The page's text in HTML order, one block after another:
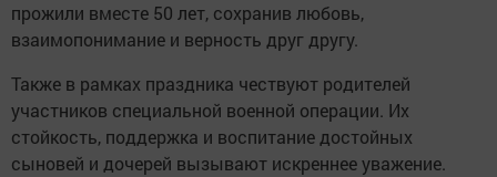
прожили вместе 50 лет, сохранив любовь,
взаимопонимание и верность друг другу.
Также в рамках праздника чествуют родителей
участников специальной военной операции. Их
стойкость, поддержка и воспитание достойных
сыновей и дочерей вызывают искреннее уважение.